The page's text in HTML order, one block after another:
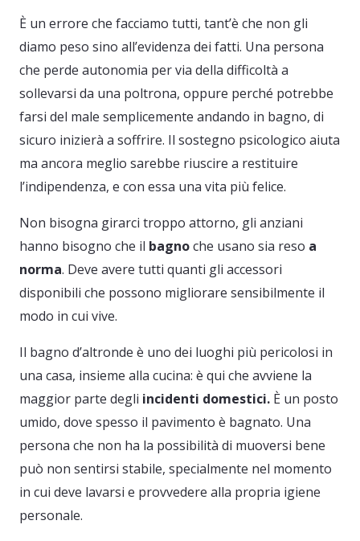
È un errore che facciamo tutti, tant’è che non gli
diamo peso sino all’evidenza dei fatti. Una persona
che perde autonomia per via della difficoltà a
sollevarsi da una poltrona, oppure perché potrebbe
farsi del male semplicemente andando in bagno, di
sicuro inizierà a soffrire. Il sostegno psicologico aiuta
ma ancora meglio sarebbe riuscire a restituire
l’indipendenza, e con essa una vita più felice.
Non bisogna girarci troppo attorno, gli anziani
hanno bisogno che il bagnoche usano sia reso a
norma. Deve avere tutti quanti gli accessori
disponibili che possono migliorare sensibilmente il
modo in cui vive.
Il bagno d’altronde è uno dei luoghi più pericolosi in
una casa, insieme alla cucina: è qui che avviene la
maggior parte degli incidenti domestici. È un posto
umido, dove spesso il pavimento è bagnato. Una
persona che non ha la possibilità di muoversi bene
può non sentirsi stabile, specialmente nel momento
in cui deve lavarsi e provvedere alla propria igiene
personale.